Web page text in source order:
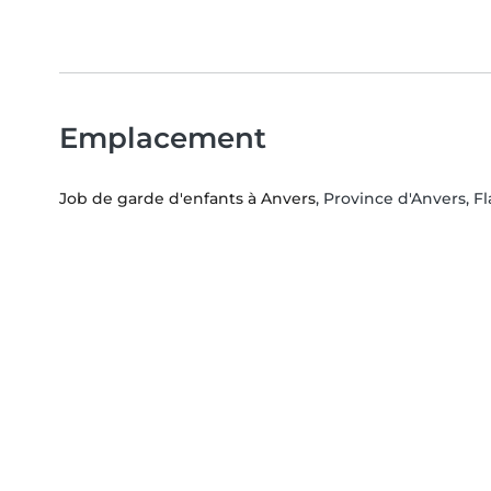
Emplacement
Job de garde d'enfants à Anvers, Province d'Anvers,